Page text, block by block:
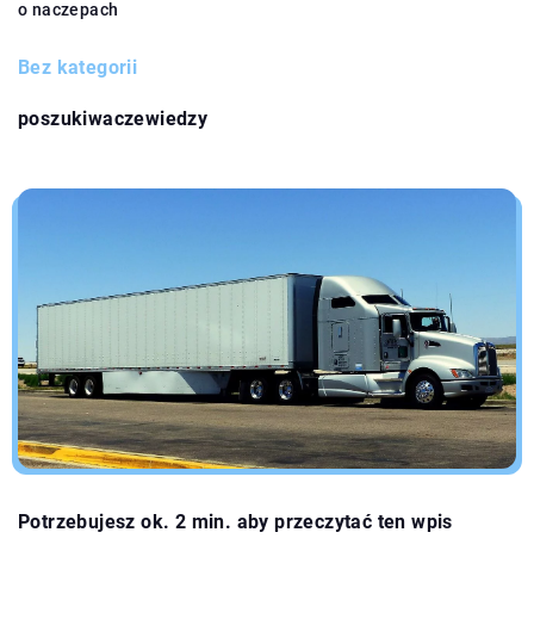
o naczepach
Bez kategorii
poszukiwaczewiedzy
Potrzebujesz ok. 2 min. aby przeczytać ten wpis